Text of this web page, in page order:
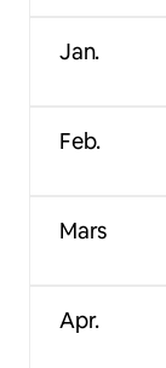
Jan.
Feb.
Mars
Apr.